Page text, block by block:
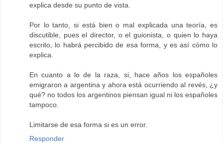
explica desde su punto de vista.
Por lo tanto, si está bien o mal explicada una teoría, es
discutible, pues el director, o el guionista, o quien lo haya
escrito, lo habrá percibido de esa forma, y es así cómo lo
explica.
En cuanto a lo de la raza, si, hace años los españoles
emigraron a argentina y ahora está ocurriendo al revés, ¿y
qué? no todos los argentinos piensan igual ni los españoles
tampoco.
Limitarse de esa forma si es un error.
Responder